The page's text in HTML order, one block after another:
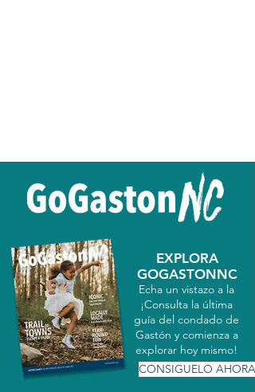
EXPLORA
GOGASTONNC
Echa un vistazo a la
¡Consulta la última
guía del condado de
Gastón y comienza a
explorar hoy mismo!
CONSIGUELO AHORA